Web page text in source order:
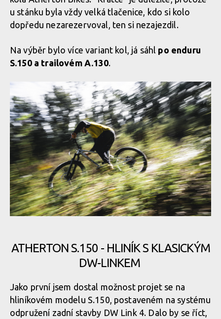
Rozdíl 10 hodin ruční práce
u stánku byla vždy velká tlačenice, kdo si kolo
dopředu nezarezervoval, ten si nezajezdil.
Na výběr bylo více variant kol, já sáhl po enduru
S.150 a trailovém A.130.
ATHERTON S.150 - HLINÍK S KLASICKÝM
DW-LINKEM
Jako první jsem dostal možnost projet se na
hliníkovém modelu S.150, postaveném na systému
odpružení zadní stavby DW Link 4. Dalo by se říct,